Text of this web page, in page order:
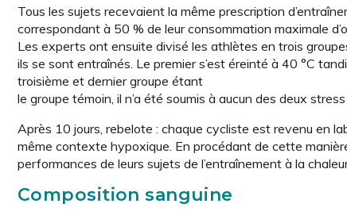
Tous les sujets recevaient la même prescription
correspondant à 50 % de leur consommation maximale
Les experts ont ensuite divisé les athlètes en trois
ils se sont entraînés. Le premier s’est éreinté à 40 °C
troisième et dernier groupe étant
le groupe témoin, il n’a été soumis à aucun des deux
Après 10 jours, rebelote : chaque cycliste est revenu en
même contexte hypoxique. En procédant de cette
performances de leurs sujets de l’entraînement à la
Composition sanguine